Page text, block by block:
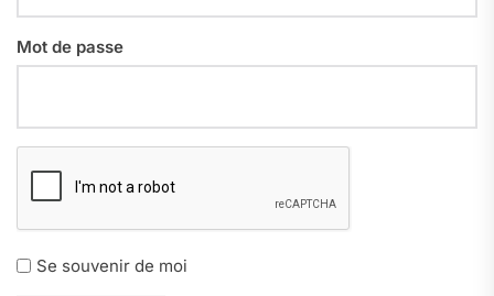
Mot de passe
Se souvenir de moi